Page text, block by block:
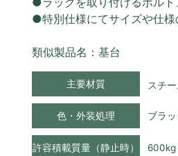
●特別仕様にてサイズや仕様
類似製品名：基台
主要材質 スチ
色・外装処理 ブラッ
許容積載質量（静止時） 600kg